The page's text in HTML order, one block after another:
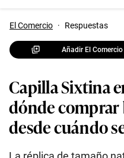
El Comercio · Respuestas
Añadir El
Capilla Sixtina
dónde comprar
desde cuándo